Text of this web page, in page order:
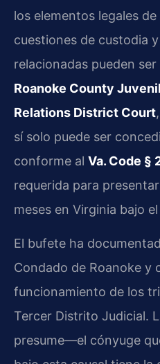
los elementos legales
cuestiones de custodia
relacionadas pueden
Roanoke County
Relations District Court
sí solo puede ser
conforme al Va. Code §
requerida para
meses en Virginia bajo el
El bufete ha
Condado de Roanoke y
funcionamiento de los
Tercer Distrito Judicial.
presume—el cónyuge